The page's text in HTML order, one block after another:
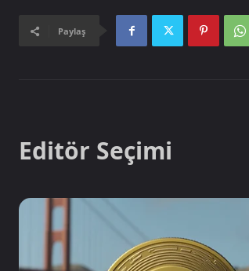
Paylaş
Editör Seçimi